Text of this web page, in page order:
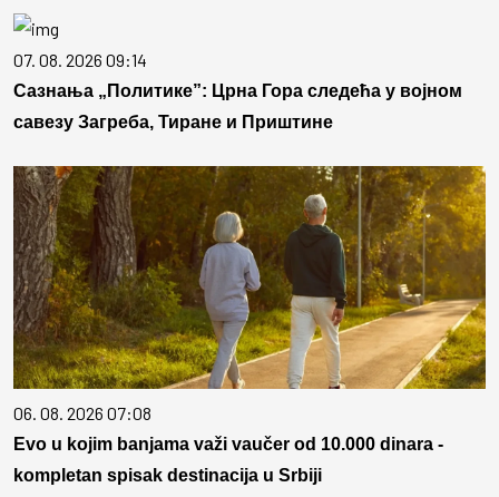
07. 08. 2026 09:14
Сазнања „Политике”: Црна Гора следећа у војном
савезу Загреба, Тиране и Приштине
06. 08. 2026 07:08
Evo u kojim banjama važi vaučer od 10.000 dinara -
kompletan spisak destinacija u Srbiji